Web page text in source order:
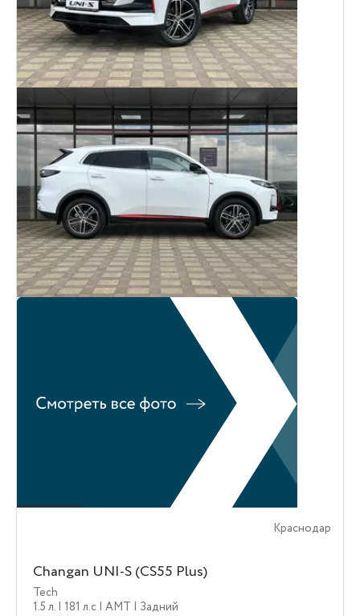
Краснодар
Changan UNI-S (CS55 Plus)
Tech
1.5 л. | 181 л.c | AMT | Задний